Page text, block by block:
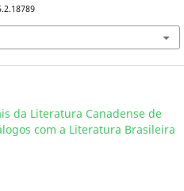
da Literatura Canadense de
com a Literatura Brasileira